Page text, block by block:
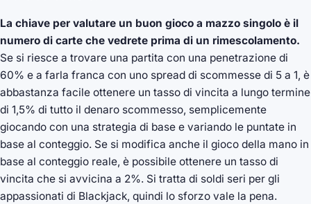
La chiave per valutare un buon gioco a mazzo singolo è il
numero di carte che vedrete prima di un rimescolamento.
Se si riesce a trovare una partita con una penetrazione di
60% e a farla franca con uno spread di scommesse di 5 a 1, è
abbastanza facile ottenere un tasso di vincita a lungo termine
di 1,5% di tutto il denaro scommesso, semplicemente
giocando con una strategia di base e variando le puntate in
base al conteggio. Se si modifica anche il gioco della mano in
base al conteggio reale, è possibile ottenere un tasso di
vincita che si avvicina a 2%. Si tratta di soldi seri per gli
appassionati di Blackjack, quindi lo sforzo vale la pena.